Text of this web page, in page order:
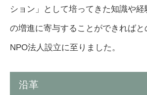
ション」として培ってきた知識や
の増進に寄与することができればと
NPO法人設立に至りました。
沿革